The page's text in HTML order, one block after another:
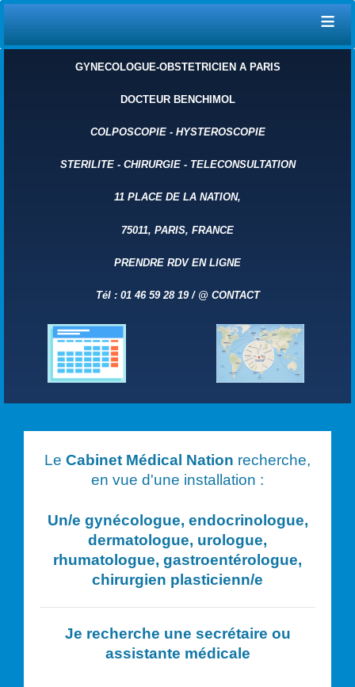
≡
GYNECOLOGUE-OBSTETRICIEN A PARIS
DOCTEUR BENCHIMOL
COLPOSCOPIE- HYSTEROSCOPIE
STERILITE- CHIRURGIE- TELECONSULTATION
11 PLACE DE LA NATION,
75011, PARIS, FRANCE
PRENDRE RDV EN LIGNE
Tél : 01 46 59 28 19 / @ CONTACT
Le Cabinet Médical Nation recherche,
en vue d'une installation :
Un/e gynécologue, endocrinologue,
dermatologue, urologue,
rhumatologue, gastroentérologue,
chirurgien plasticienn/e
Je recherche une secrétaire ou
assistante médicale